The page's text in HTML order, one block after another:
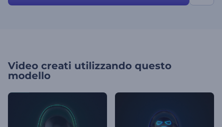
Video creati utilizzando questo
modello